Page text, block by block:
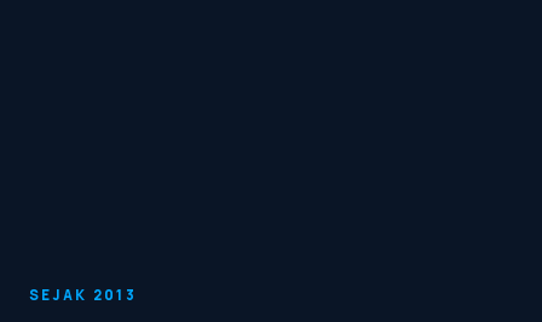
SEJAK 2013